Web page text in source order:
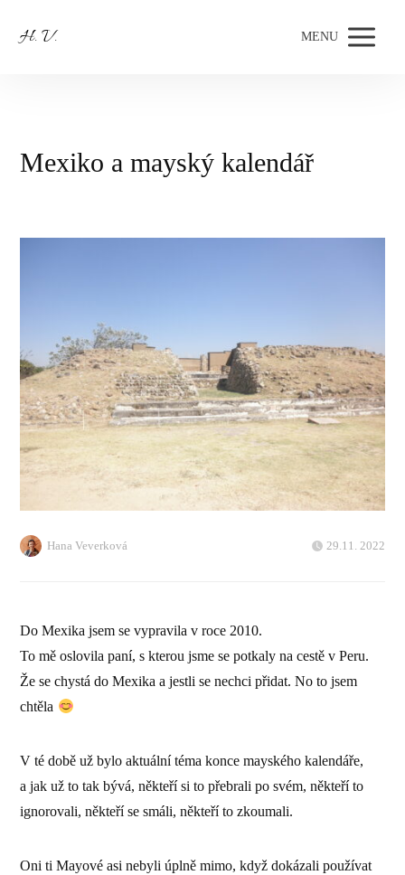
H. V. MENU
Mexiko a mayský kalendář
Hana Veverková 29.11. 2022
Do Mexika jsem se vypravila v roce 2010.
To mě oslovila paní, s kterou jsme se potkaly na cestě v Peru.
Že se chystá do Mexika a jestli se nechci přidat. No to jsem
chtěla
V té době už bylo aktuální téma konce mayského kalendáře,
a jak už to tak bývá, někteří si to přebrali po svém, někteří to
ignorovali, někteří se smáli, někteří to zkoumali.
Oni ti Mayové asi nebyli úplně mimo, když dokázali používat